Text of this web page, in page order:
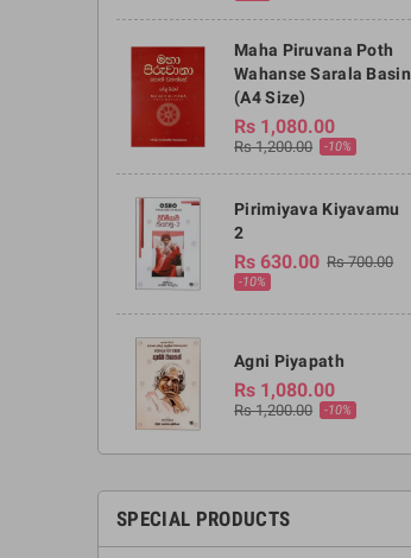
Maha Piruvana Poth
Wahanse Sarala Basin
(A4 Size)
Rs 1,080.00
Rs 1,200.00 -10%
Pirimiyava Kiyavamu
2
Rs 630.00 Rs 700.00
-10%
Agni Piyapath
Rs 1,080.00
Rs 1,200.00 -10%
SPECIAL PRODUCTS